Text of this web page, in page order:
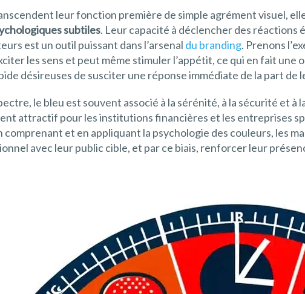
leur fonction première de simple agrément visuel,
subtiles. Leur capacité à déclencher des
est un outil puissant dans l’arsenal du branding. Prenons
les sens et peut même stimuler l’appétit, ce qui en fait
désireuses de susciter une réponse immédiate de la part de
le bleu est souvent associé à la sérénité, à la sécurité et
attractif pour les institutions financières et les entreprises
comprenant et en appliquant la psychologie des couleurs, les
avec leur public cible, et par ce biais, renforcer leur